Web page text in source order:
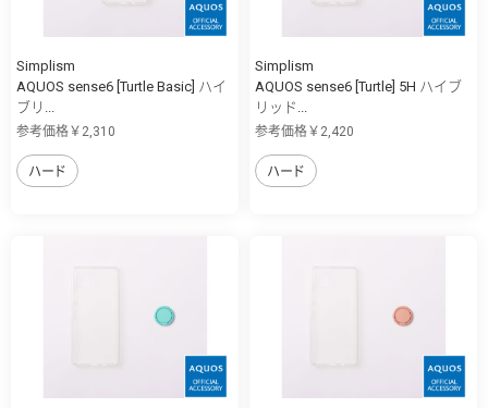
Simplism
AQUOS sense6 [Turtle Basic] ハイ
ブリ...
参考価格￥2,310
ハード
Simplism
AQUOS sense6 [Turtle] 5H ハイブ
リッド...
参考価格￥2,420
ハード